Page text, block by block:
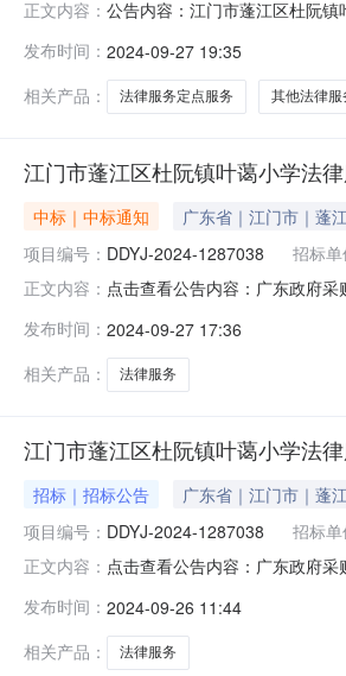
正文内容： 公告内容：江门市蓬江区杜阮
门市蓬江区杜阮镇叶蔼小学地
发布时间： 2024-09-27 19:35
相关产品：
法律服务定点服务 其他法律服
江门市蓬江区杜阮镇叶蔼小学法
中标｜中标通知 广东省｜江门市｜蓬
项目编号： DDYJ-2024-1287038 招标单
正文内容： 点击查看公告内容：广东政府
成交标的明细服务描述数量单
发布时间： 2024-09-27 17:36
相关产品：
法律服务
江门市蓬江区杜阮镇叶蔼小学法
招标｜招标公告 广东省｜江门市｜蓬
项目编号： DDYJ-2024-1287038 招标单
正文内容： 点击查看公告内容：广东政府
人员要求：3服务开始时间：
发布时间： 2024-09-26 11:44
相关产品：
法律服务